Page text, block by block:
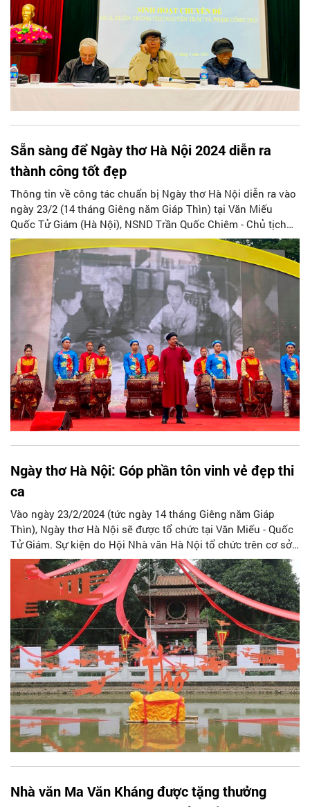
Sẵn sàng để Ngày thơ Hà Nội 2024 diễn ra
thành công tốt đẹp
Thông tin về công tác chuẩn bị Ngày thơ Hà Nội diễn ra vào
ngày 23/2 (14 tháng Giêng năm Giáp Thìn) tại Văn Miếu
Quốc Tử Giám (Hà Nội), NSND Trần Quốc Chiêm - Chủ tịch
Hội Liên hiệp VHNT Hà Nội cho biết, công tác chuẩn bị đã
hoàn tất và sẵn sàng cho mỗi tiết mục trình diễn hoàn hảo
Ngày thơ Hà Nội: Góp phần tôn vinh vẻ đẹp thi
ca
Vào ngày 23/2/2024 (tức ngày 14 tháng Giêng năm Giáp
Thìn), Ngày thơ Hà Nội sẽ được tổ chức tại Văn Miếu - Quốc
Tử Giám. Sự kiện do Hội Nhà văn Hà Nội tổ chức trên cơ sở
Đề án “Ngày thơ Hà Nội”.
Nhà văn Ma Văn Kháng được tặng thưởng